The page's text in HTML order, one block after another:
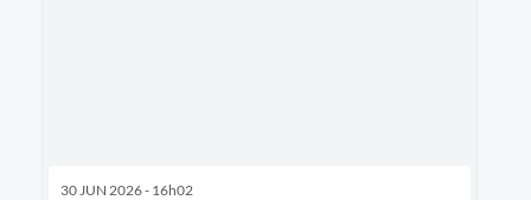
30 JUN 2026 - 16h02